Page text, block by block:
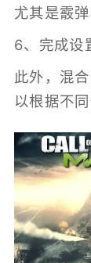
尤其是霰弹
6、完成设
此外，混
以根据不